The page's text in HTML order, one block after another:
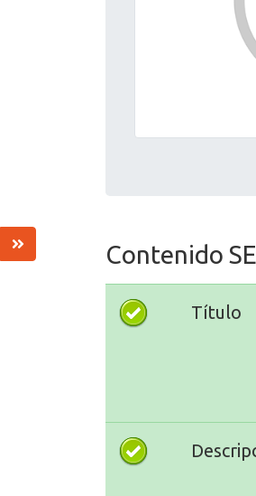
Contenido
Título